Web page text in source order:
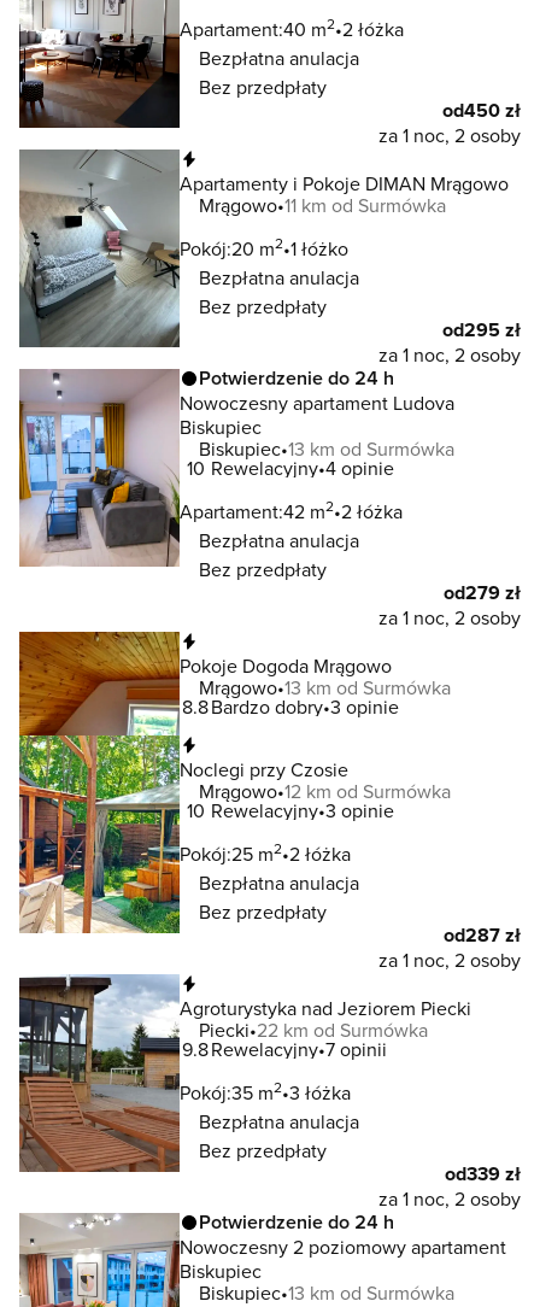
Apartament:40 m2 2 łóżka
Bezpłatna anulacja
Bez przedpłaty
od450 zł
za 1 noc, 2 osoby
Apartamenty i Pokoje DIMAN Mrągowo
Mrągowo 11 km od Surmówka
Pokój:20 m2 1 łóżko
Bezpłatna anulacja
Bez przedpłaty
od295 zł
za 1 noc, 2 osoby
Potwierdzenie do 24 h
Nowoczesny apartament Ludova
Biskupiec
Biskupiec 13 km od Surmówka
10 Rewelacyjny 4 opinie
Apartament:42 m2 2 łóżka
Bezpłatna anulacja
Bez przedpłaty
od279 zł
za 1 noc, 2 osoby
Pokoje Dogoda Mrągowo
Mrągowo 13 km od Surmówka
8.8Bardzo dobry 3 opinie
Noclegi przy Czosie
Mrągowo 12 km od Surmówka
10 Rewelacyjny 3 opinie
Pokój:25 m2 2 łóżka
Bezpłatna anulacja
Bez przedpłaty
od287 zł
za 1 noc, 2 osoby
Agroturystyka nad Jeziorem Piecki
Piecki 22 km od Surmówka
9.8Rewelacyjny 7 opinii
Pokój:35 m2 3 łóżka
Bezpłatna anulacja
Bez przedpłaty
od339 zł
za 1 noc, 2 osoby
Potwierdzenie do 24 h
Nowoczesny 2 poziomowy apartament
Biskupiec
Biskupiec 13 km od Surmówka